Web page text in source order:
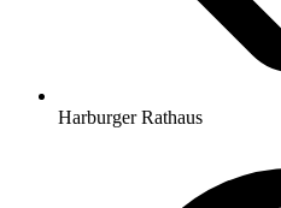
Harburger Rathaus